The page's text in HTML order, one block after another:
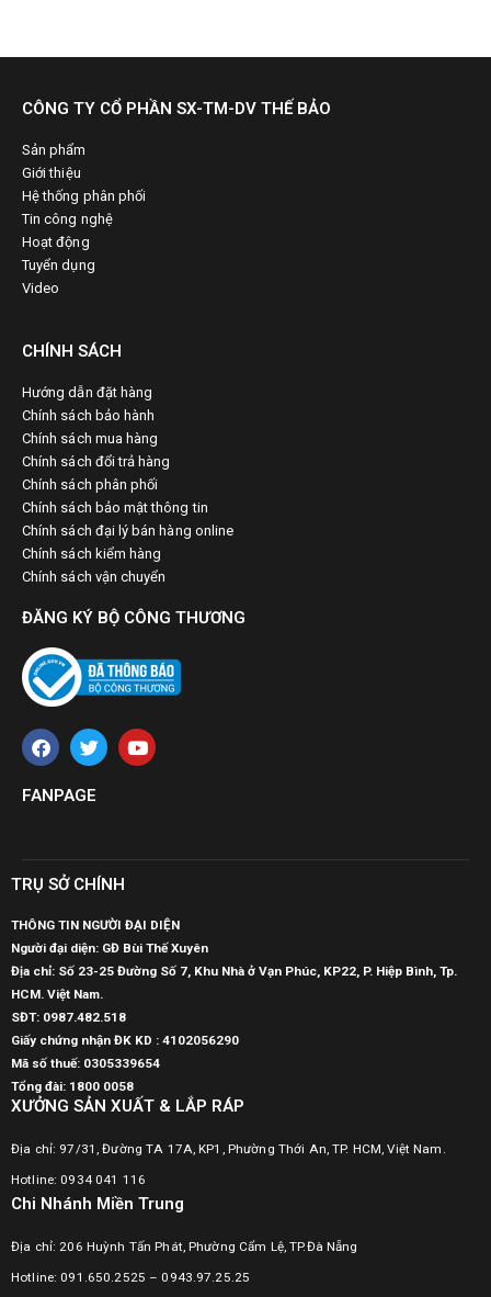
CÔNG TY CỔ PHẦN SX-TM-DV THẾ BẢO
Sản phẩm
Giới thiệu
Hệ thống phân phối
Tin công nghệ
Hoạt động
Tuyển dụng
Video
CHÍNH SÁCH
Hướng dẫn đặt hàng
Chính sách bảo hành
Chính sách mua hàng
Chính sách đổi trả hàng
Chính sách phân phối
Chính sách bảo mật thông tin
Chính sách đại lý bán hàng online
Chính sách kiểm hàng
Chính sách vận chuyển
ĐĂNG KÝ BỘ CÔNG THƯƠNG
FANPAGE
TRỤ SỞ CHÍNH
THÔNG TIN NGƯỜI ĐẠI DIỆN
Người đại diện: GĐ Bùi Thế Xuyên
Địa chỉ: Số 23-25 Đường Số 7, Khu Nhà ở Vạn Phúc, KP22, P. Hiệp Bình, Tp.
HCM. Việt Nam.
SĐT: 0987.482.518
Giấy chứng nhận ĐK KD : 4102056290
Mã số thuế: 0305339654
Tổng đài: 1800 0058
XƯỞNG SẢN XUẤT & LẮP RÁP
Địa chỉ: 97/31, Đường TA 17A, KP1, Phường Thới An, TP. HCM, Việt Nam.
Hotline: 0934 041 116
Chi Nhánh Miền Trung
Địa chỉ: 206 Huỳnh Tấn Phát, Phường Cẩm Lệ, TP.Đà Nẵng
Hotline: 091.650.2525 – 0943.97.25.25